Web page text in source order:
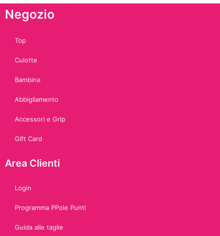
Negozio
Top
Culotte
Bambina
Abbigliamento
Accessori e Grip
Gift Card
Area Clienti
Login
Programma PPole Punti
Guida alle taglie